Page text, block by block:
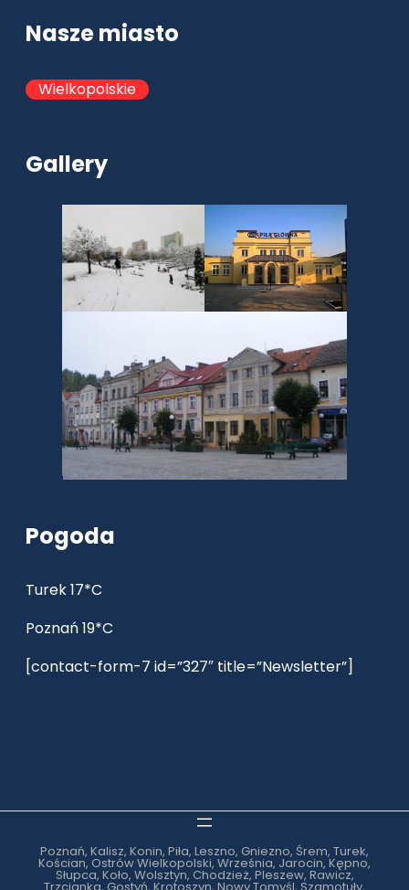
Nasze miasto
Wielkopolskie
Gallery
Pogoda
Turek 17*C
Poznań 19*C
[contact-form-7 id=”327″ title=”Newsletter”]
Poznań, Kalisz, Konin, Piła, Leszno, Gniezno, Śrem, Turek,
Kościan, Ostrów Wielkopolski, Września, Jarocin, Kępno,
Słupca, Koło, Wolsztyn, Chodzież, Pleszew, Rawicz,